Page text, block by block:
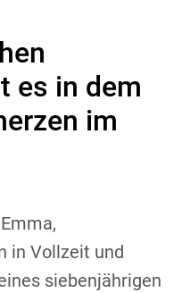
es in dem
im
in Vollzeit und
siebenjährigen